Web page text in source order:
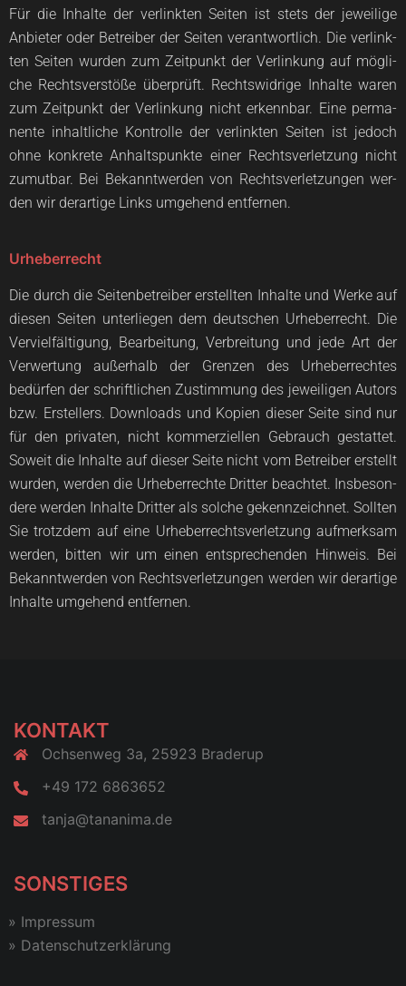
Für die Inhal­te der ver­link­ten Sei­ten ist stets der jewei­li­ge
Anbie­ter oder Betrei­ber der Sei­ten ver­ant­wort­lich. Die ver­link­
ten Sei­ten wur­den zum Zeit­punkt der Ver­lin­kung auf mög­li­
che Rechts­ver­stö­ße über­prüft. Rechts­wid­ri­ge Inhal­te waren
zum Zeit­punkt der Ver­lin­kung nicht erkenn­bar. Eine per­ma­
nen­te inhalt­li­che Kon­trol­le der ver­link­ten Sei­ten ist jedoch
ohne kon­kre­te Anhalts­punk­te einer Rechts­ver­let­zung nicht
zumut­bar. Bei Bekannt­wer­den von Rechts­ver­let­zun­gen wer­
den wir der­ar­ti­ge Links umge­hend entfernen.
Urheberrecht
Die durch die Sei­ten­be­trei­ber erstell­ten Inhal­te und Wer­ke auf
die­sen Sei­ten unter­lie­gen dem deut­schen Urhe­ber­recht. Die
Ver­viel­fäl­ti­gung, Bear­bei­tung, Ver­brei­tung und jede Art der
Ver­wer­tung außer­halb der Gren­zen des Urhe­ber­rech­tes
bedür­fen der schrift­li­chen Zustim­mung des jewei­li­gen Autors
bzw. Erstel­lers. Down­loads und Kopien die­ser Sei­te sind nur
für den pri­va­ten, nicht kom­mer­zi­el­len Gebrauch gestat­tet.
Soweit die Inhal­te auf die­ser Sei­te nicht vom Betrei­ber erstellt
wur­den, wer­den die Urhe­ber­rech­te Drit­ter beach­tet. Ins­be­son­
de­re wer­den Inhal­te Drit­ter als sol­che gekenn­zeich­net. Soll­ten
Sie trotz­dem auf eine Urhe­ber­rechts­ver­let­zung auf­merk­sam
wer­den, bit­ten wir um einen ent­spre­chen­den Hin­weis. Bei
Bekannt­wer­den von Rechts­ver­let­zun­gen wer­den wir der­ar­ti­ge
Inhal­te umge­hend entfernen.
KONTAKT
Ochsenweg 3a, 25923 Braderup
+49 172 6863652
tanja@tananima.de
SONSTIGES
» Impres­sum
» Daten­schutz­er­klä­rung